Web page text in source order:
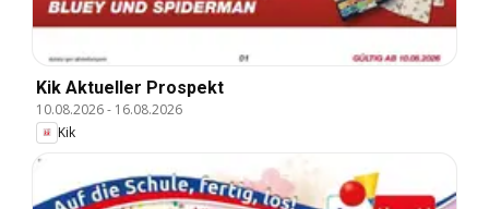
Kik Aktueller Prospekt
10.08.2026- 16.08.2026
Kik